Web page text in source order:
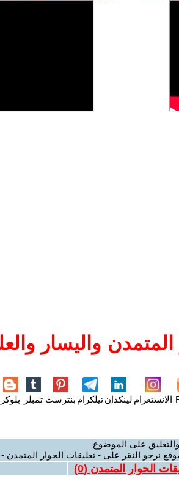
واليسار
الانستغرام لينكدإنتيلكرام بنترست تمبلر بلوكر
على الموضوع
نرجو النقر على - تعليقات الحوار المتمدن -
الحوار المتمدن (0
)